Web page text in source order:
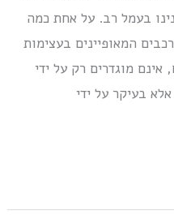
בעמל רב. על אחת כמה
המאופיינים בעצימות
אינם מוגדרים רק על ידי
בעיקר על ידי